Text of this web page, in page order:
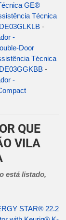
GE®
Técnica
-
-
Door
Técnica
-
-
QUE
VILA
está listado,
STAR® 22.2